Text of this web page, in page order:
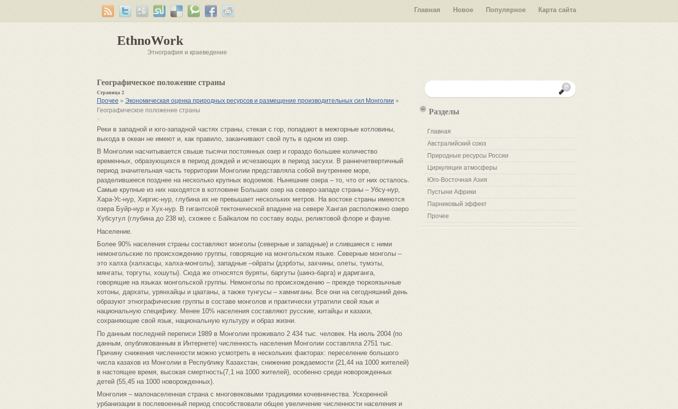
EthnoWork
Этнография и краеведение
Главная Новое Популярное Карта сайта
Географическое положение страны
Страница 2
Прочее » Экономическая оценка природных ресурсов и размещение производительных сил Монголии »
Географическое положение страны
Реки в западной и юго-западной частях страны, стекая с гор, попадают в межгорные котловины,
выхода в океан не имеют и, как правило, заканчивают свой путь в одном из озер.
В Монголии насчитывается свыше тысячи постоянных озер и гораздо большее количество
временных, образующихся в период дождей и исчезающих в период засухи. В раннечетвертичный
период значительная часть территории Монголии представляла собой внутреннее море,
разделившееся позднее на несколько крупных водоемов. Нынешние озера – то, что от них осталось.
Самые крупные из них находятся в котловине Больших озер на северо-западе страны – Убсу-нур,
Хара-Ус-нур, Хиргис-нур, глубина их не превышает нескольких метров. На востоке страны имеются
озера Буйр-нур и Хух-нур. В гигантской тектонической впадине на севере Хангая расположено озеро
Хубсугул (глубина до 238 м), схожее с Байкалом по составу воды, реликтовой флоре и фауне.
Население.
Более 90% населения страны составляют монголы (северные и западные) и слившиеся с ними
немонгольские по происхождению группы, говорящие на монгольском языке. Северные монголы –
это халха (халхасцы, халха-монголы), западные –ойраты (дэрбэты, захчины, олеты, тумэты,
мянгаты, торгуты, хошуты). Сюда же относятся буряты, баргуты (шинэ-барга) и дариганга,
говорящие на языках монгольской группы. Немонголы по происхождению – прежде тюркоязычные
хотоны, дархаты, урянхайцы и цаатаны, а также тунгусы – хамниганы. Все они на сегодняшний день
образуют этнографические группы в составе монголов и практически утратили свой язык и
национальную специфику. Менее 10% населения составляют русские, китайцы и казахи,
сохраняющие свой язык, национальную культуру и образ жизни.
По данным последней переписи 1989 в Монголии проживало 2 434 тыс. человек. На июль 2004 (по
данным, опубликованным в Интернете) численность населения Монголии составляла 2751 тыс.
Причину снижения численности можно усмотреть в нескольких факторах: переселение большого
числа казахов из Монголии в Республику Казахстан, снижение рождаемости (21,44 на 1000 жителей)
в настоящее время, высокая смертность(7,1 на 1000 жителей), особенно среди новорожденных
детей (55,45 на 1000 новорожденных).
Монголия – малонаселенная страна с многовековыми традициями кочевничества. Ускоренной
урбанизации в послевоенный период способствовали общее увеличение численности населения и
Разделы
Главная
Австралийский союз
Природные ресурсы России
Циркуляция атмосферы
Юго-Восточная Азия
Пустыни Африки
Парниковый эффект
Прочее